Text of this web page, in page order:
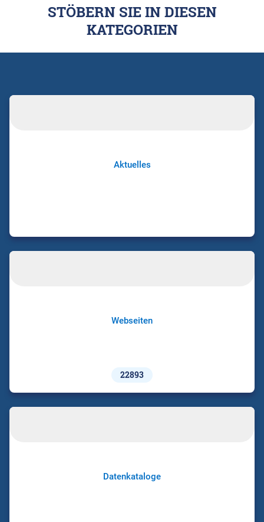
STÖBERN SIE IN DIESEN
KATEGORIEN
Aktuelles
Webseiten
22893
Datenkataloge